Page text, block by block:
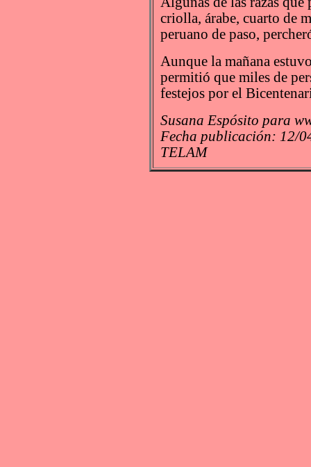
criolla, árabe, cuarto de
peruano de paso,
Aunque la mañana
permitió que miles de
festejos por el
Susana Espósito para
Fecha publicación: 12/
TELAM